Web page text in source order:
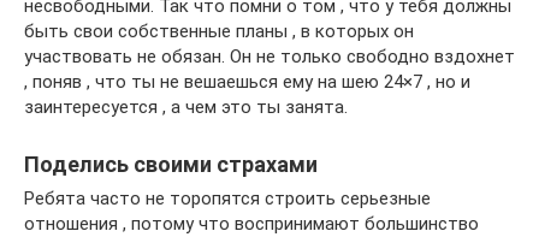
несвободными. Так что помни о том , что у тебя должны
быть свои собственные планы , в которых он
участвовать не обязан. Он не только свободно вздохнет
, поняв , что ты не вешаешься ему на шею 24×7 , но и
заинтересуется , а чем это ты занята.
Поделись своими страхами
Ребята часто не торопятся строить серьезные
отношения , потому что воспринимают большинство